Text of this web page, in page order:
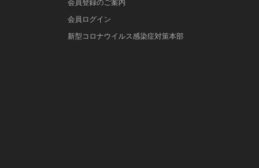
会員登録のご案内
会員ログイン
新型コロナウイルス感染症対策本部